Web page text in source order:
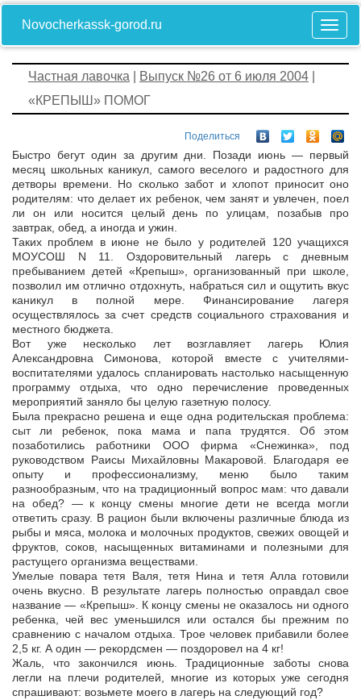
Novocherkassk-gorod.ru
Частная лавочка Выпуск №26 от 6 июля 2004
«КРЕПЫШ» ПОМОГ
Поделиться
Быстро бегут один за другим дни. Позади июнь — первый
месяц школьных каникул, самого веселого и радостного для
детворы времени. Но сколько забот и хлопот приносит оно
родителям: что делает их ребенок, чем занят и увлечен, поел
ли он или носится целый день по улицам, позабыв про
завтрак, обед, а иногда и ужин.
Таких проблем в июне не было у родителей 120 учащихся
МОУСОШ N 11. Оздоровительный лагерь с дневным
пребыванием детей «Крепыш», организованный при школе,
позволил им отлично отдохнуть, набраться сил и ощутить вкус
каникул в полной мере. Финансирование лагеря
осуществлялось за счет средств социального страхования и
местного бюджета.
Вот уже несколько лет возглавляет лагерь Юлия
Александровна Симонова, которой вместе с учителями-
воспитателями удалось спланировать настолько насыщенную
программу отдыха, что одно перечисление проведенных
мероприятий заняло бы целую газетную полосу.
Была прекрасно решена и еще одна родительская проблема:
сыт ли ребенок, пока мама и папа трудятся. Об этом
позаботились работники ООО фирма «Снежинка», под
руководством Раисы Михайловны Макаровой. Благодаря ее
опыту и профессионализму, меню было таким
разнообразным, что на традиционный вопрос мам: что давали
на обед? — к концу смены многие дети не всегда могли
ответить сразу. В рацион были включены различные блюда из
рыбы и мяса, молока и молочных продуктов, свежих овощей и
фруктов, соков, насыщенных витаминами и полезными для
растущего организма веществами.
Умелые повара тетя Валя, тетя Нина и тетя Алла готовили
очень вкусно. В результате лагерь полностью оправдал свое
название — «Крепыш». К концу смены не оказалось ни одного
ребенка, чей вес уменьшился или остался бы прежним по
сравнению с началом отдыха. Трое человек прибавили более
2,5 кг. А один — рекордсмен — поздоровел на 4 кг!
Жаль, что закончился июнь. Традиционные заботы снова
легли на плечи родителей, многие из которых уже сегодня
спрашивают: возьмете моего в лагерь на следующий год?